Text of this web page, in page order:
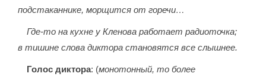
подстаканнике, морщится от горечи…
Где-то на кухне у Кленова работает радиоточка;
в тишине слова диктора становятся все слышнее.
Голос диктора: (монотонный, то более